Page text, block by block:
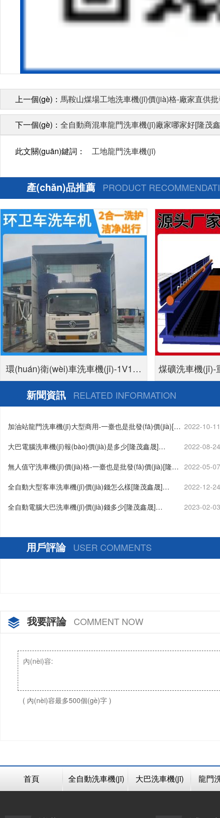
上一個(gè)： 馬鞍山煤場工地洗車機(jī)價(jià)格-廠家直供
下一個(gè)： 全自動商混車龍門洗車機(jī)廠家哪家好[隆茂
此文關(guān)鍵詞： 工地龍門洗車機(jī)
產(chǎn)品推薦 PRODUCT
環(huán)衛(wèi)車洗車機(jī)-1V1設
(shè)計(jì)方案定制生產(chǎn)[隆茂鑫
煤礦洗車機(jī)-
新聞資訊 RELATED INFORMATION
加油站龍門洗車機(jī)大型商用-一臺也是批發(fā)價(jià)[隆 2022-10-
大巴電腦洗車機(jī)報(bào)價(jià)是多少[隆茂鑫晟]… 2022-08-
無人值守洗車機(jī)價(jià)格-一臺也是批發(fā)價(jià)[隆茂
2022-05-
全自動大型客車洗車機(jī)價(jià)錢怎么樣[隆茂鑫晟]… 2022-12-
全自動電腦大巴洗車機(jī)價(jià)錢多少[隆茂鑫晟]… 2023-02-
用戶評論 USER COMMENTS
我要評論 COMMENT NOW
( 內(nèi)容最多500個(gè)字 )
首頁 全自動洗車機(jī) 大巴洗車機(jī) 龍門